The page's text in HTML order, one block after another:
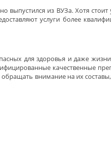
выпустился из ВУЗа. Хотя стоит
услуги более
для здоровья и даже
качественные
внимание на их